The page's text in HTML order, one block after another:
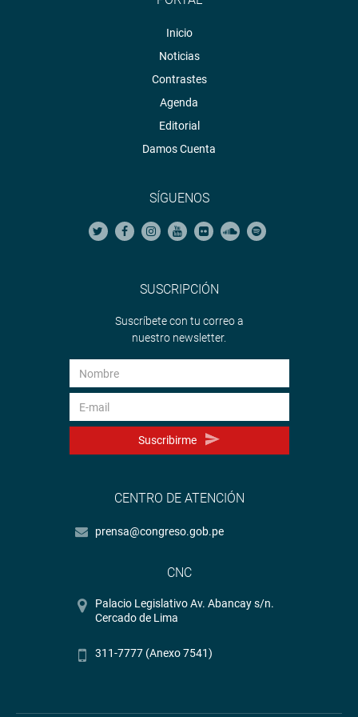
https://goo.gl/s5t7XN
https://goo.gl/iMywRR
https://goo.gl/VBXBNk
fotografia.congreso.gob.pe
Inicio
Noticias
Contrastes
Agenda
Editorial
Damos Cuenta
SÍGUENOS
SUSCRIPCIÓN
Suscríbete con tu correo a
nuestro newsletter.
Suscribirme
CENTRO DE ATENCIÓN
prensa@congreso.gob.pe
CNC
Palacio Legislativo Av. Abancay s/n.
Cercado de Lima
311-7777 (Anexo 7541)